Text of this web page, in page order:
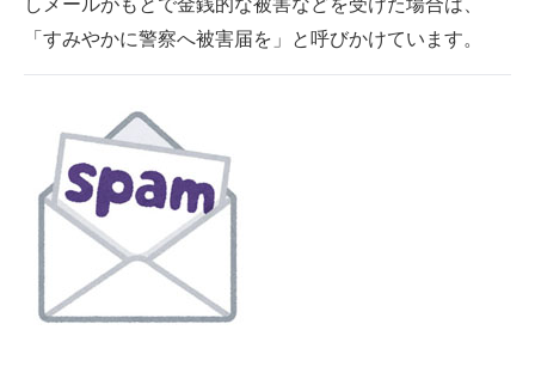
しメールがもとで金銭的な被害などを受けた場合は、
「すみやかに警察へ被害届を」と呼びかけています。